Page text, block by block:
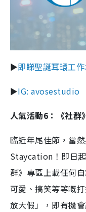
►即睇聖誕耳環工
►IG: avosestudio
人氣活動6：《社
臨近年尾佳節，當
Staycation！即日
群》專區上載任何
可愛、搞笑等等嘅
放大假」，即有機